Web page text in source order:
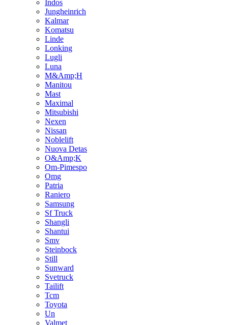
Indos
Jungheinrich
Kalmar
Komatsu
Linde
Lonking
Lugli
Luna
M&Amp;H
Manitou
Mast
Maximal
Mitsubishi
Nexen
Nissan
Noblelift
Nuova Detas
O&Amp;K
Om-Pimespo
Omg
Patria
Raniero
Samsung
Sf Truck
Shangli
Shantui
Smv
Steinbock
Still
Sunward
Svetruck
Tailift
Tcm
Toyota
Un
Valmet